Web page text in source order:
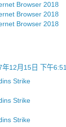
Browser 2018
Browser 2018
Browser 2018
年12月15日 下午6:51
Strike
Strike
Strike